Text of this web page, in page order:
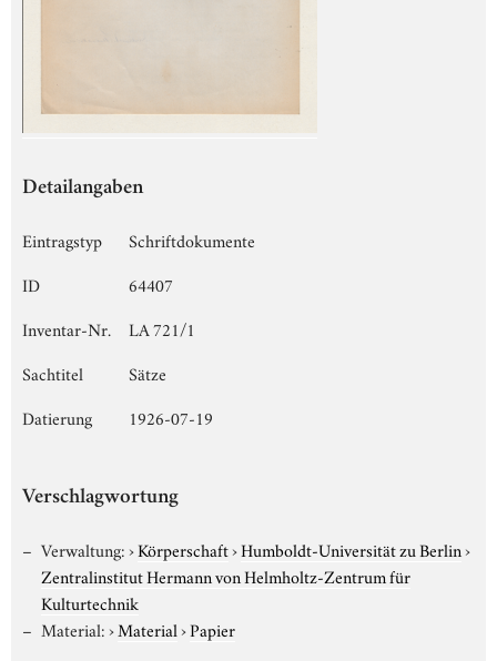
Detailangaben
Eintragstyp
Schriftdokumente
ID
64407
Inventar-Nr.
LA 721/1
Sachtitel
Sätze
Datierung
1926-07-19
Verschlagwortung
Verwaltung:›Körperschaft›Humboldt-Universität zu Berlin›
Zentralinstitut Hermann von Helmholtz-Zentrum für
Kulturtechnik
Material:›Material›Papier